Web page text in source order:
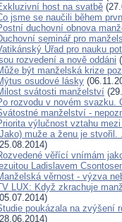
host na svatbě
jsme se naučili během
duchovní obnova
seminář pro
Úřad pro nauku
rozvedení a nově oddáni
být manželská krize
osudové lásky
svátosti manželství
rozvodu v novém svazku.
manželství -
výlučnost vztahu
muže a ženu je
věřící vnímám
Ladislavem
věrnost - výzva
LUX: Když zkrachuje
poukázala na zvýšení